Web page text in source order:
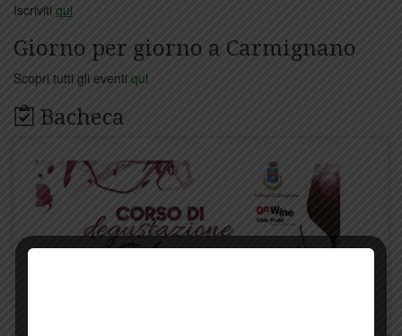
Iscriviti qui
Giorno per giorno a Carmignano
Scopri tutti gli eventi qui
Bacheca